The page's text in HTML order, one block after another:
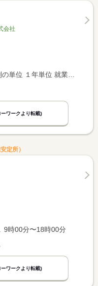
会社
変形労働時間制 変形労働時間制の単位 １年単位 就業時間１ 9時00分〜18時00分
ーワークより転載)
定所）
9時00分〜18時00分
ーワークより転載)